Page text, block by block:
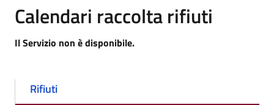
Calendari raccolta rifiuti
Il Servizio non è disponibile.
Rifiuti